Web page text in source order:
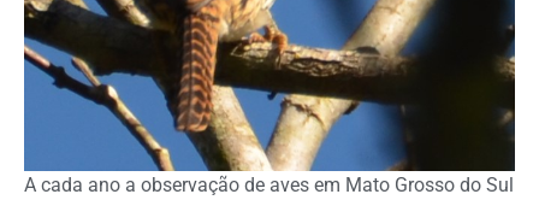
A cada ano a observação de aves em Mato Grosso do Sul